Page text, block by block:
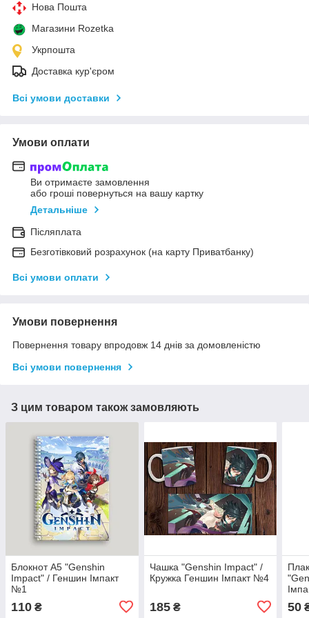
Нова Пошта
Магазини Rozetka
Укрпошта
Доставка кур'єром
Всі умови доставки
Умови оплати
Ви отримаєте замовлення
або гроші повернуться на вашу картку
Детальніше
Післяплата
Безготівковий розрахунок (на карту Приватбанку)
Всі умови оплати
Умови повернення
Повернення товару впродовж 14 днів за домовленістю
Всі умови повернення
З цим товаром також замовляють
Блокнот А5 "Genshin
Impact" / Геншин Імпакт
№1
110 ₴
Чашка "Genshin Impact" /
Кружка Геншин Імпакт №4
185₴ 50